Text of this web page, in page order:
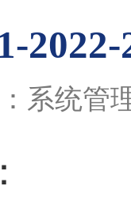
系统管